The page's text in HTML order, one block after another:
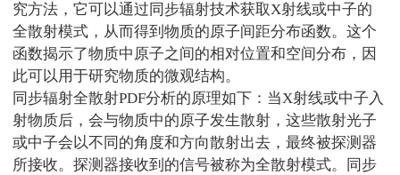
究方法，它可以通过同步辐射技术获取X射线或中子的
全散射模式，从而得到物质的原子间距分布函数。这个
函数揭示了物质中原子之间的相对位置和空间分布，因
此可以用于研究物质的微观结构。
同步辐射全散射PDF分析的原理如下：当X射线或中子入
射物质后，会与物质中的原子发生散射，这些散射光子
或中子会以不同的角度和方向散射出去，最终被探测器
所接收。探测器接收到的信号被称为全散射模式。同步